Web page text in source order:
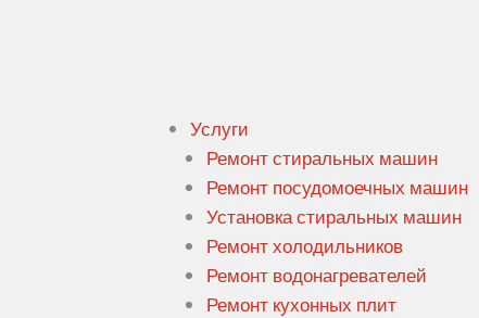
Услуги
Ремонт стиральных машин
Ремонт посудомоечных машин
Установка стиральных машин
Ремонт холодильников
Ремонт водонагревателей
Ремонт кухонных плит